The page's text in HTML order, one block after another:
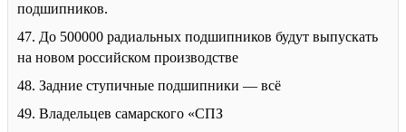
подшипников.
47. До 500000 радиальных подшипников будут выпускать
на новом российском производстве
48. Задние ступичные подшипники — всё
49. Владельцев самарского «СПЗ